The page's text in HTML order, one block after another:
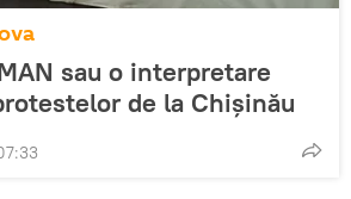
sau o interpretare
de la Chişinău